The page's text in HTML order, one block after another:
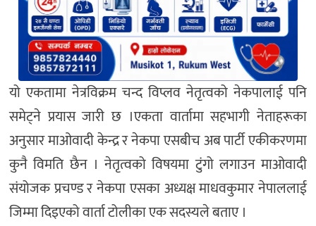
यो एकतामा नेत्रविक्रम चन्द विप्लव नेतृत्वको नेकपालाई पनि
समेट्ने प्रयास जारी छ ।एकता वार्तामा सहभागी नेताहरूका
अनुसार माओवादी केन्द्र र नेकपा एसबीच अब पार्टी एकीकरणमा
कुनै विमति छैन । नेतृत्वको विषयमा टुंगो लगाउन माओवादी
संयोजक प्रचण्ड र नेकपा एसका अध्यक्ष माधवकुमार नेपाललाई
जिम्मा दिइएको वार्ता टोलीका एक सदस्यले बताए ।